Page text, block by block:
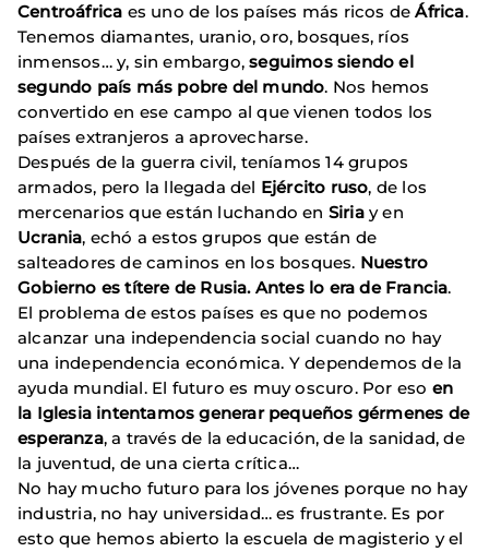
Centroáfrica es uno de los países más ricos deÁfrica.
Tenemos diamantes, uranio, oro, bosques, ríos
inmensos… y, sin embargo,seguimos siendo el
segundo país más pobre del mundo. Nos hemos
convertido en ese campo al que vienen todos los
países extranjeros a aprovecharse.
Después de la guerra civil, teníamos 14 grupos
armados, pero la llegada del Ejército ruso, de los
mercenarios que están luchando en Siriay en
Ucrania, echó a estos grupos que están de
salteadores de caminos en los bosques. Nuestro
Gobierno es títere de Rusia. Antes lo era de Francia.
El problema de estos países es que no podemos
alcanzar una independencia social cuando no hay
una independencia económica. Y dependemos de la
ayuda mundial. El futuro es muy oscuro. Por eso en
la Iglesia intentamos generar pequeños gérmenes de
esperanza, a través de la educación, de la sanidad, de
la juventud, de una cierta crítica…
No hay mucho futuro para los jóvenes porque no hay
industria, no hay universidad… es frustrante. Es por
esto que hemos abierto la escuela de magisterio y el